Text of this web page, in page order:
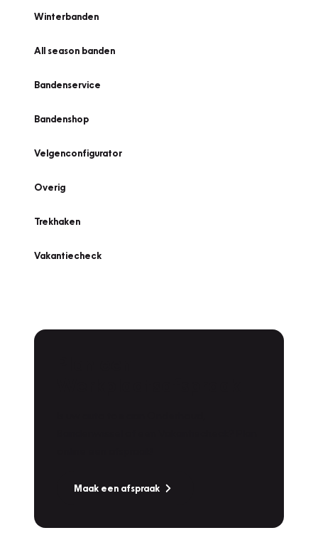
Winterbanden
All season banden
Bandenservice
Bandenshop
Velgenconfigurator
Overig
Trekhaken
Vakantiecheck
Maak een afspraak